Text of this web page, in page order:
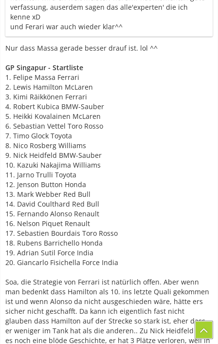
verfassung, auserdem sagen das alle'experten' die ich
kenne xD
und Ferari war auch wieder klar^^
Nur dass Massa gerade besser drauf ist. lol ^^
GP Singapur - Startliste
1. Felipe Massa Ferrari
2. Lewis Hamilton McLaren
3. Kimi Räikkönen Ferrari
4. Robert Kubica BMW-Sauber
5. Heikki Kovalainen McLaren
6. Sebastian Vettel Toro Rosso
7. Timo Glock Toyota
8. Nico Rosberg Williams
9. Nick Heidfeld BMW-Sauber
10. Kazuki Nakajima Williams
11. Jarno Trulli Toyota
12. Jenson Button Honda
13. Mark Webber Red Bull
14. David Coulthard Red Bull
15. Fernando Alonso Renault
16. Nelson Piquet Renault
17. Sebastien Bourdais Toro Rosso
18. Rubens Barrichello Honda
19. Adrian Sutil Force India
20. Giancarlo Fisichella Force India
Soa, die Strategie von Ferrari ist natürlich offen. Aber wenn
man bedenkt dass Hamilton als 10. ins letzte Quali gekommen
ist und wenn Alonso da nicht ausgeschieden wäre, hätte ers
sicher nicht geschafft. Da kann ich eigentlich fast nicht
glauben dass Hamilton auf der Strecke so stark ist, eher dass
er weniger im Tank hat als die anderen.. Zu Nick Heidfeld gibt
es noch eine blöde Geschichte, er hat 3 Plätze verloren, weil in